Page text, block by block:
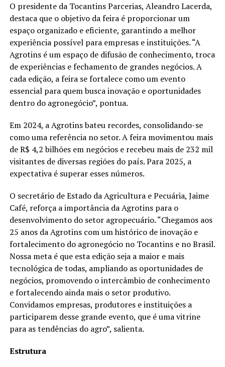
O presidente da Tocantins Parcerias, Aleandro Lacerda,
destaca que o objetivo da feira é proporcionar um
espaço organizado e eficiente, garantindo a melhor
experiência possível para empresas e instituições. “A
Agrotins é um espaço de difusão de conhecimento, troca
de experiências e fechamento de grandes negócios. A
cada edição, a feira se fortalece como um evento
essencial para quem busca inovação e oportunidades
dentro do agronegócio”, pontua.
Em 2024, a Agrotins bateu recordes, consolidando-se
como uma referência no setor. A feira movimentou mais
de R$ 4,2 bilhões em negócios e recebeu mais de 232 mil
visitantes de diversas regiões do país. Para 2025, a
expectativa é superar esses números.
O secretário de Estado da Agricultura e Pecuária, Jaime
Café, reforça a importância da Agrotins para o
desenvolvimento do setor agropecuário. “Chegamos aos
25 anos da Agrotins com um histórico de inovação e
fortalecimento do agronegócio no Tocantins e no Brasil.
Nossa meta é que esta edição seja a maior e mais
tecnológica de todas, ampliando as oportunidades de
negócios, promovendo o intercâmbio de conhecimento
e fortalecendo ainda mais o setor produtivo.
Convidamos empresas, produtores e instituições a
participarem desse grande evento, que é uma vitrine
para as tendências do agro”, salienta.
Estrutura